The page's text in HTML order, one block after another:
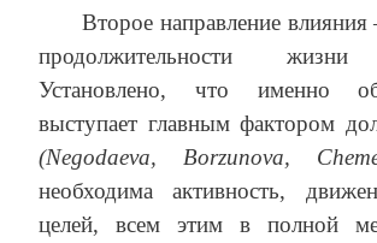
Второе направление влияния
продолжительности жизни
Установлено, что именно
выступает главным фактором
(Negodaeva, Borzunova,
необходима активность,
целей, всем этим в полной